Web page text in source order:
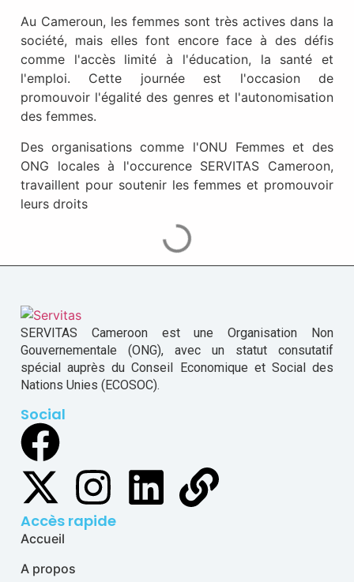
Au Cameroun, les femmes sont très actives dans la
société, mais elles font encore face à des défis
comme l'accès limité à l'éducation, la santé et
l'emploi. Cette journée est l'occasion de
promouvoir l'égalité des genres et l'autonomisation
des femmes.
Des organisations comme l'ONU Femmes et des
ONG locales à l'occurence SERVITAS Cameroon,
travaillent pour soutenir les femmes et promouvoir
leurs droits
SERVITAS Cameroon est une Organisation Non
Gouvernementale (ONG), avec un statut consutatif
spécial auprès du Conseil Economique et Social des
Nations Unies (ECOSOC).
Social
Accès rapide
Accueil
A propos